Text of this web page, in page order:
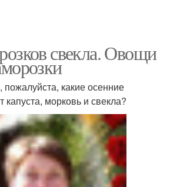
свекла. Овощи
пожалуйста, какие осенние
морковь и свекла?